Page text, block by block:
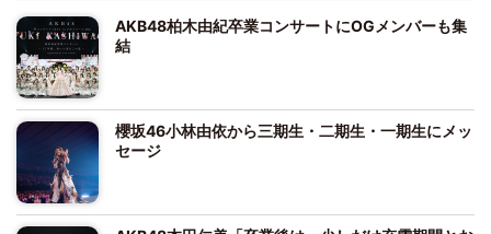
AKB48柏木由紀卒業コンサートにOGメンバーも集
結
櫻坂46小林由依から三期生・二期生・一期生にメッ
セージ